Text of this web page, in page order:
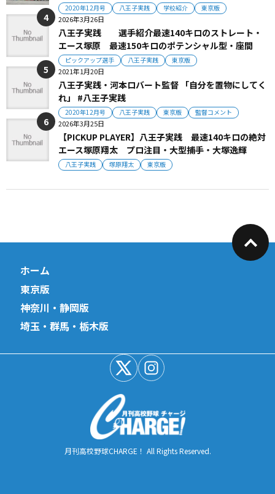
2020年12月号 八王子実践 学校紹介 東京版
2026年3月26日
八王子実践 選手紹介最速140キロのストレート・
エース塚原 最速150キロのポテンシャル型・座間
ピックアップ選手 八王子実践 東京版
2021年1月20日
八王子実践・河本ロバート監督 「自分を置物にしてく
れ」 #八王子実践
2020年12月号 八王子実践 東京版 監督コメント
2026年3月25日
【PICKUP PLAYER】八王子実践 最速140キロの絶対
エース塚原翔太 プロ注目・大型捕手・大塚逸輝
八王子実践 塚原翔太 東京版
ホーム
東京版
神奈川・静岡版
埼玉・群馬・栃木版
月刊高校野球CHARGE！ All Rights Reserved.